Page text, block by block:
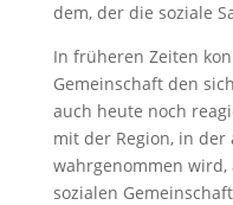
dem, der die soziale
In früheren Zeiten
Gemeinschaft den
auch heute noch
mit der Region, in der
wahrgenommen wird,
sozialen